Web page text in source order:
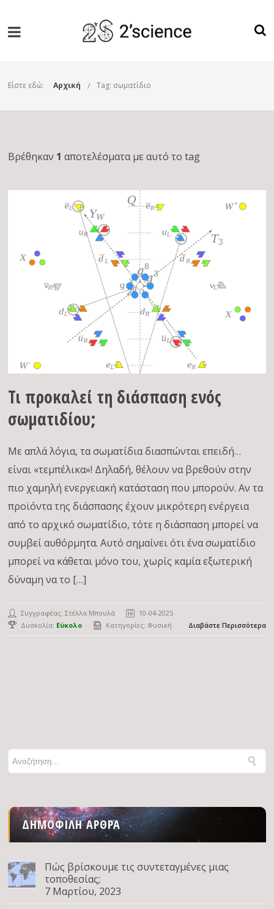
Είστε εδώ: Αρχική Tag: σωματίδιο
Βρέθηκαν 1 αποτελέσματα με αυτό το tag
Τι προκαλεί τη διάσπαση ενός
σωματιδίου;
Με απλά λόγια, τα σωματίδια διασπώνται επειδή…
είναι «τεμπέλικα»! Δηλαδή, θέλουν να βρεθούν στην
πιο χαμηλή ενεργειακή κατάσταση που μπορούν. Αν τα
προϊόντα της διάσπασης έχουν μικρότερη ενέργεια
από το αρχικό σωματίδιο, τότε η διάσπαση μπορεί να
συμβεί αυθόρμητα. Αυτό σημαίνει ότι ένα σωματίδιο
μπορεί να κάθεται μόνο του, χωρίς καμία εξωτερική
δύναμη να το […]
Συγγραφέας:Στέλλα Μπουλά
10-04-2025
Δυσκολία: Εύκολο Κατηγορίες: Φυσική Διαβάστε Περισσότερα
ΔΗΜΟΦΙΛΉ ΆΡΘΡΑ
Πώς βρίσκουμε τις συντεταγμένες μιας
τοποθεσίας;
7 Μαρτίου, 2023